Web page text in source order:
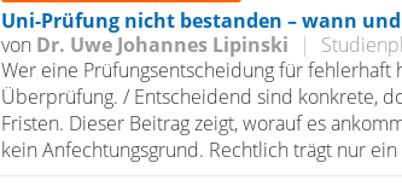
Uni-Prüfung nicht bestanden – wann
von Dr. Uwe Johannes Lipinski |
Wer eine Prüfungsentscheidung für fehlerhaft
Überprüfung. / Entscheidend sind konkrete,
Fristen. Dieser Beitrag zeigt, worauf es
kein Anfechtungsgrund. Rechtlich trägt nur